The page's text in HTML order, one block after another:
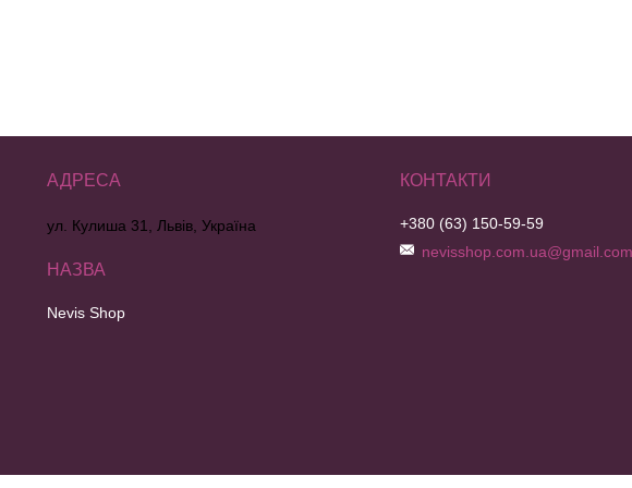
ул. Кулиша 31, Львів, Україна
Nevis Shop
+380 (63) 150-59-59